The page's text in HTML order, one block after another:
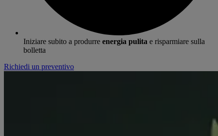
Iniziare subito a produrre energia pulita e risparmiare sulla
bolletta
Richiedi un preventivo